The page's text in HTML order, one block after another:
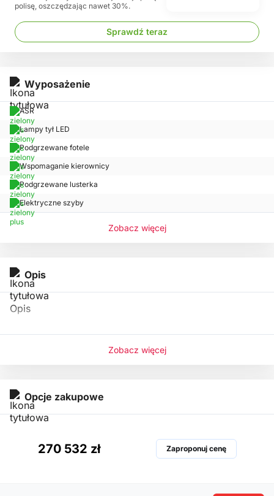
Wyposażenie
ASR
Lampy tył LED
Podgrzewane fotele
Wspomaganie kierownicy
Podgrzewane lusterka
Elektryczne szyby
Zobacz więcej
Opis
Opis
Zobacz więcej
Opcje zakupowe
270 532 zł Zaproponuj cenę
polisę, oszczędzając nawet 30%.
Sprawdź teraz